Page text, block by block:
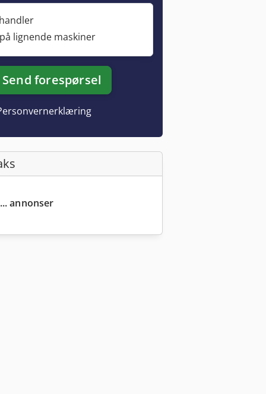
lignende maskiner
Send forespørsel
annonser